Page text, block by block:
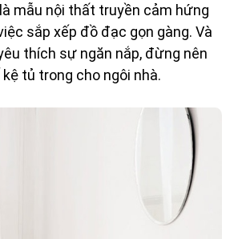
mẫu nội thất truyền cảm hứng
sắp xếp đồ đạc gọn gàng. Và
thích sự ngăn nắp, đừng nên
tủ trong cho ngôi nhà.